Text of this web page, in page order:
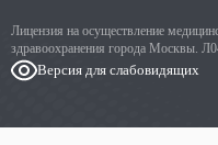
Лицензия на осуществление
здравоохранения города Москвы.
Версия для слабовидящих